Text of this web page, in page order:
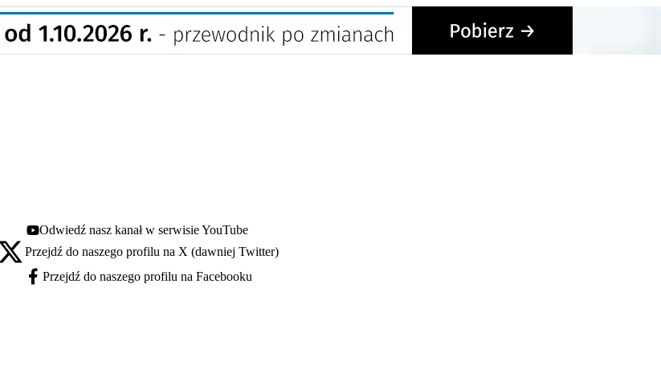
Youtube - otwiera się w nowej karcie
Odwiedź nasz kanał w serwisie YouTube
X - otwiera się w nowej karcie
Przejdź do naszego profilu na X (dawniej Twitter)
Facebook - otwiera się w nowej karcie
Przejdź do naszego profilu na Facebooku